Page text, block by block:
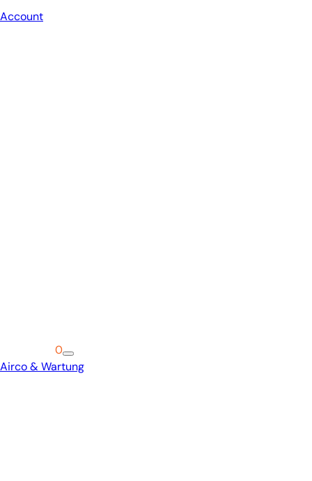
Account
0
Airco & Wartung